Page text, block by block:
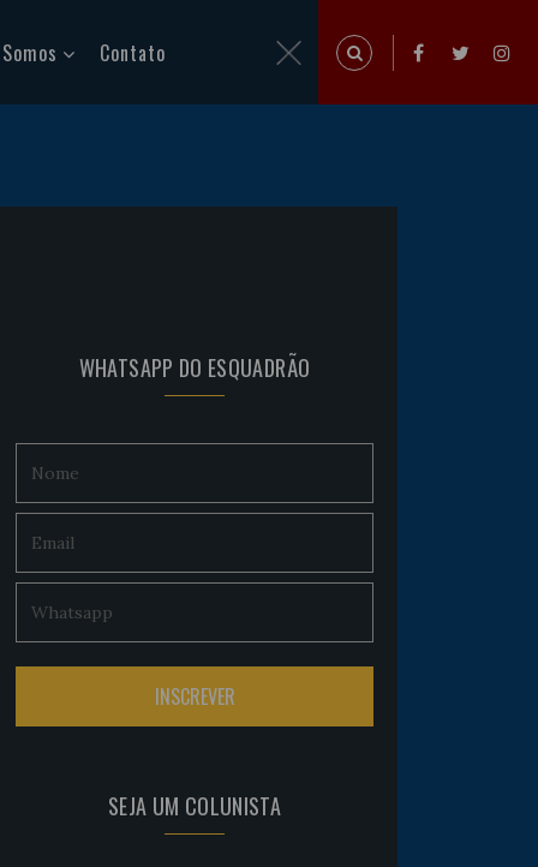
Contato
WHATSAPP DO ESQUADRÃO
SEJA UM COLUNISTA